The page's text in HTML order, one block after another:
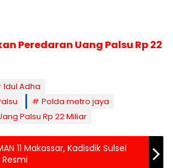
Peredaran Uang Palsu Rp 22
Idul Adha
Polda metro jaya
Palsu Rp 22 Miliar
11 Makassar, Kadisdik Sulsel